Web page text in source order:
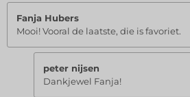
Fanja Hubers
Mooi! Vooral de laatste, die is favoriet.
peter nijsen
Dankjewel Fanja!